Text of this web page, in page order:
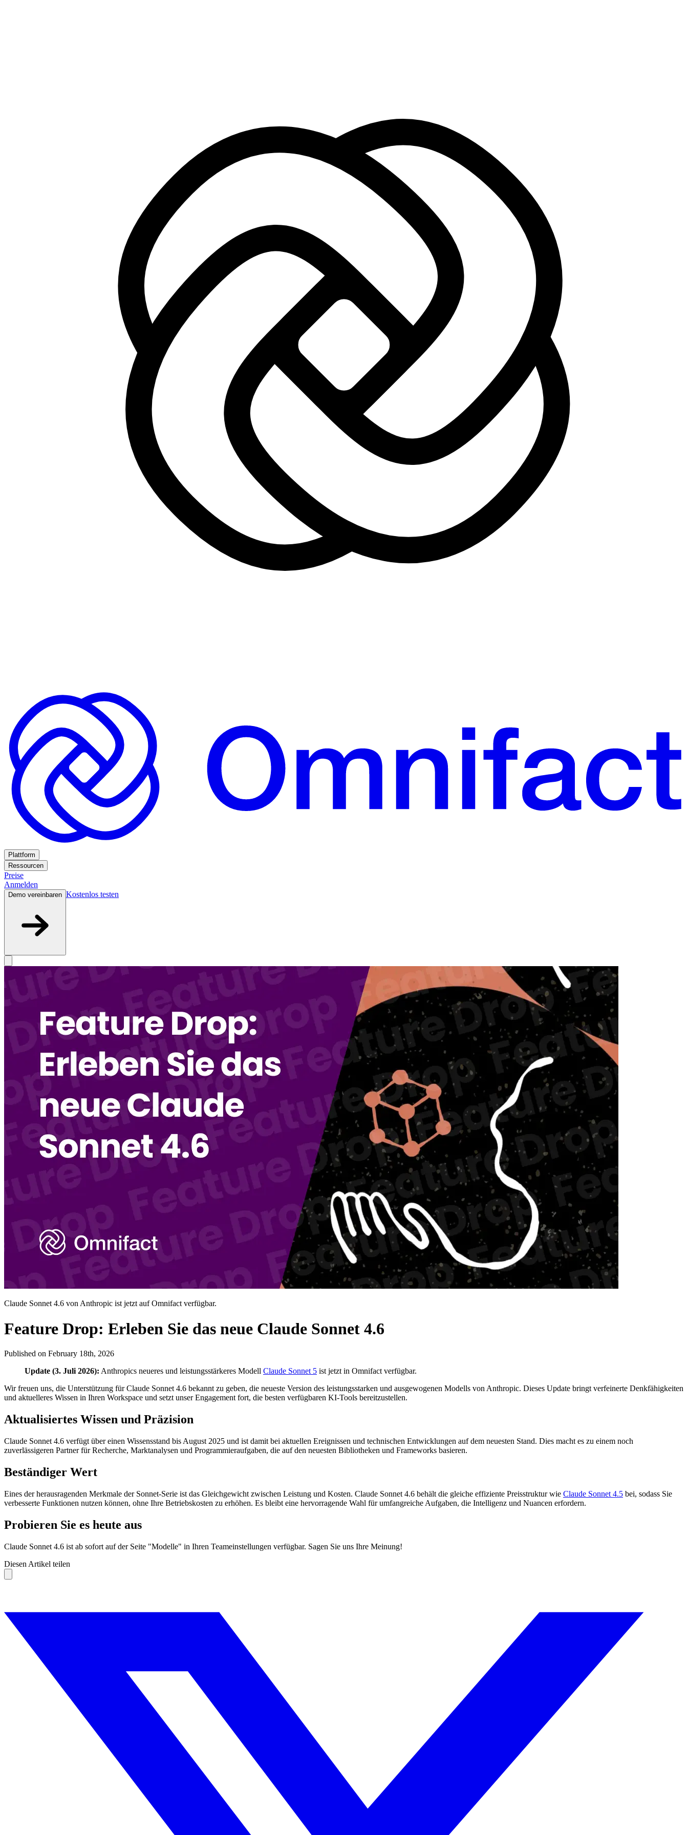
Plattform
Ressourcen
Preise
Anmelden
Demo vereinbaren Kostenlos testen
Claude Sonnet 4.6 von Anthropic ist jetzt auf Omnifact verfügbar.
Feature Drop: Erleben Sie das neue Claude Sonnet 4.6
Published on February 18th, 2026
Update (3. Juli 2026): Anthropics neueres und leistungsstärkeres Modell Claude Sonnet 5 ist jetzt in Omnifact verfügbar.
Wir freuen uns, die Unterstützung für Claude Sonnet 4.6 bekannt zu geben, die neueste Version des leistungsstarken und ausgewogenen Modells von Anthropic. Dieses Update bringt verfeinerte Denkfähigkeiten
und aktuelleres Wissen in Ihren Workspace und setzt unser Engagement fort, die besten verfügbaren KI-Tools bereitzustellen.
Aktualisiertes Wissen und Präzision
Claude Sonnet 4.6 verfügt über einen Wissensstand bis August 2025 und ist damit bei aktuellen Ereignissen und technischen Entwicklungen auf dem neuesten Stand. Dies macht es zu einem noch
zuverlässigeren Partner für Recherche, Marktanalysen und Programmieraufgaben, die auf den neuesten Bibliotheken und Frameworks basieren.
Beständiger Wert
Eines der herausragenden Merkmale der Sonnet-Serie ist das Gleichgewicht zwischen Leistung und Kosten. Claude Sonnet 4.6 behält die gleiche effiziente Preisstruktur wie Claude Sonnet 4.5 bei, sodass Sie
verbesserte Funktionen nutzen können, ohne Ihre Betriebskosten zu erhöhen. Es bleibt eine hervorragende Wahl für umfangreiche Aufgaben, die Intelligenz und Nuancen erfordern.
Probieren Sie es heute aus
Claude Sonnet 4.6 ist ab sofort auf der Seite "Modelle" in Ihren Teameinstellungen verfügbar. Sagen Sie uns Ihre Meinung!
Diesen Artikel teilen